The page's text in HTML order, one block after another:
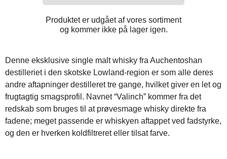
Produktet er udgået af vores sortiment
og kommer ikke på lager igen.
Denne eksklusive single malt whisky fra Auchentoshan
destilleriet i den skotske Lowland-region er som alle deres
andre aftapninger destilleret tre gange, hvilket giver en let og
frugtagtig smagsprofil. Navnet “Valinch” kommer fra det
redskab som bruges til at prøvesmage whisky direkte fra
fadene; meget passende er whiskyen aftappet ved fadstyrke,
og den er hverken koldfiltreret eller tilsat farve.